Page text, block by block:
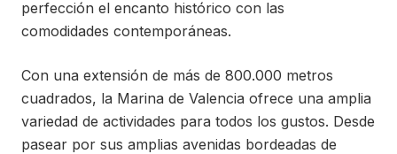
perfección el encanto histórico con las
comodidades contemporáneas.
Con una extensión de más de 800.000 metros
cuadrados, la Marina de Valencia ofrece una amplia
variedad de actividades para todos los gustos. Desde
pasear por sus amplias avenidas bordeadas de